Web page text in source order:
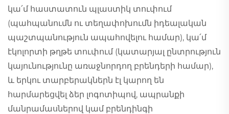
կա՛մ հաստատուն պլաստիկ տուփում
(պահպանումն ու տեղափոխումն իդեալական
պաշտպանություն ապահովելու համար), կա՛մ
էկոլորտի թղթե տուփում (կատարյալ ընտրություն
կայունությունը առաջնորդող բրենդերի համար),
և երկու տարբերակներն էլ կարող են
հարմարեցվել ձեր լոգոտիպով, ապրանքի
մանրամասներով կամ բրենդինգի